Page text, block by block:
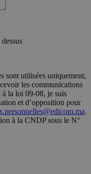
sont utilisées uniquement,
les communications
à la loi 09-08, je suis
et d’opposition pour
.
à la CNDP sous le N°